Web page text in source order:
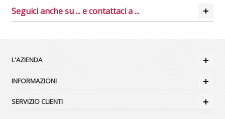
Seguici anche su ... e contattaci a ...
L'AZIENDA
INFORMAZIONI
SERVIZIO CLIENTI